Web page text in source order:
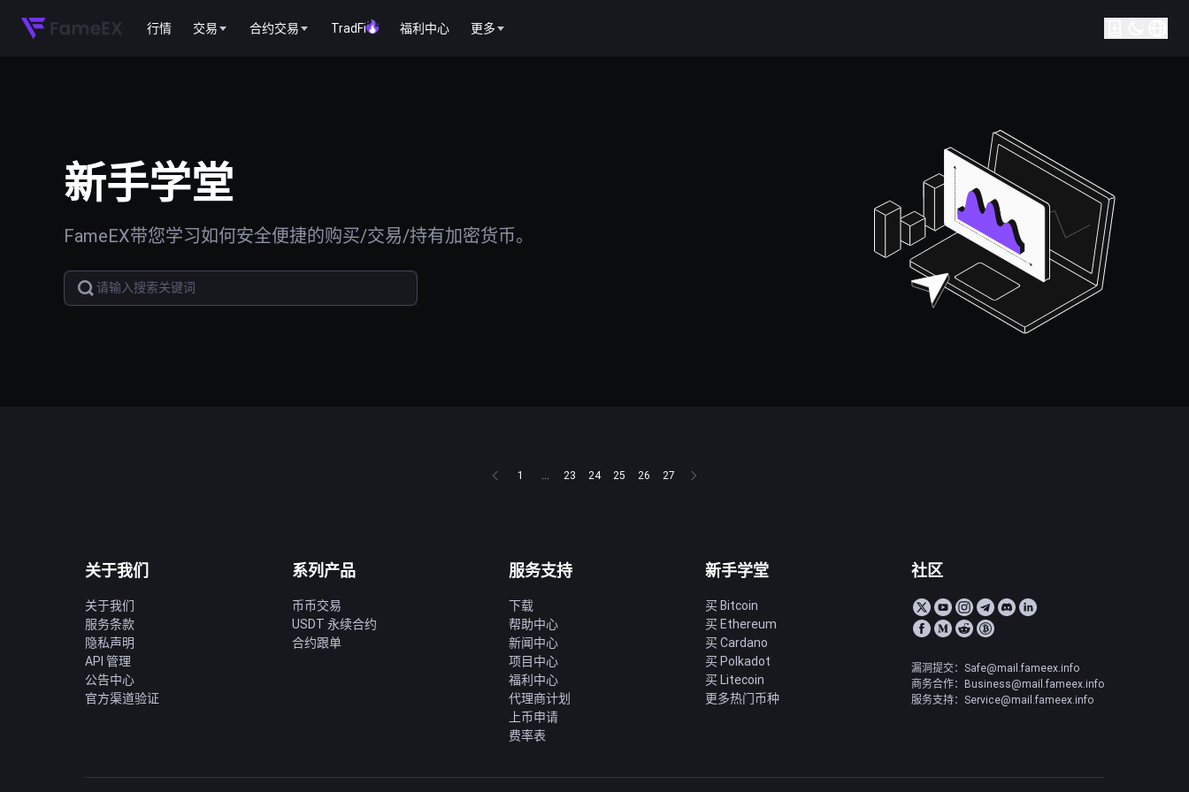
行情 交易 合约交易 TradFi 福利中心 更多
新手学堂
FameEX带您学习如何安全便捷的购买/交易/持有加密货币。
1 ... 23 24 25 26 27
关于我们
关于我们
服务条款
隐私声明
API 管理
公告中心
官方渠道验证
系列产品
币币交易
USDT 永续合约
合约跟单
服务支持
下载
帮助中心
新闻中心
项目中心
福利中心
代理商计划
上币申请
费率表
新手学堂
买 Bitcoin
买 Ethereum
买 Cardano
买 Polkadot
买 Litecoin
更多热门币种
社区
漏洞提交：Safe@mail.fameex.info
商务合作：Business@mail.fameex.info
服务支持：Service@mail.fameex.info